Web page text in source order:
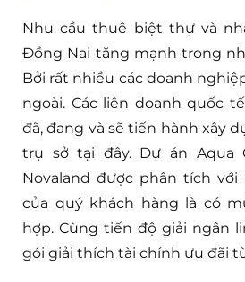
Nhu cầu thuê biệt thự và
Đồng Nai tăng mạnh trong
Bởi rất nhiều các doanh
ngoài. Các liên doanh quốc
đã, đang và sẽ tiến hành xây
trụ sở tại đây. Dự án Aqua
Novaland được phân tích
của quý khách hàng là có
hợp. Cùng tiến độ giải ngân
gói giải thích tài chính ưu đãi